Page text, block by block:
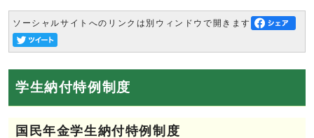
ソーシャルサイトへのリンクは別ウィンドウで開きます
学生納付特例制度
国民年金学生納付特例制度